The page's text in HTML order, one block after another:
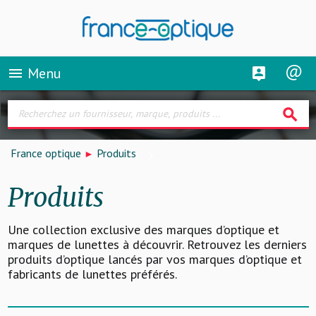
menu Menu
search
France optique Produits
Produits
Une collection exclusive des marques d’optique et
marques de lunettes à découvrir. Retrouvez les derniers
produits d’optique lancés par vos marques d’optique et
fabricants de lunettes préférés.